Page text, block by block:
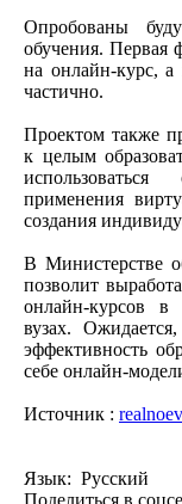
Опробованы
обучения. Первая
на онлайн-курс,
частично.
Проектом также
к целым
применения
создания
В Министерстве
позволит
онлайн-курсов в
вузах.
эффективность
себе онлайн-
Источник :
Язык: Русский
Поделиться в